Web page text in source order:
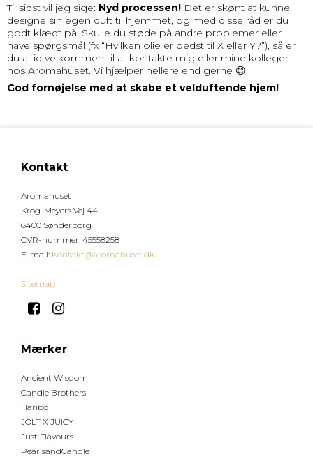
Til sidst vil jeg sige: Nyd processen! Det er skønt at kunne
designe sin egen duft til hjemmet, og med disse råd er du
godt klædt på. Skulle du støde på andre problemer eller
have spørgsmål (fx “Hvilken olie er bedst til X eller Y?”), så er
du altid velkommen til at kontakte mig eller mine kolleger
hos Aromahuset. Vi hjælper hellere end gerne 😊.
God fornøjelse med at skabe et velduftende hjem!
Kontakt
Aromahuset
Krog-Meyers Vej 44
6400 Sønderborg
CVR-nummer: 45558258
E-mail: Kontakt@aromahuset.dk
Sitemap
Mærker
Ancient Wisdom
Candle Brothers
Haribo
JOLT X JUICY
Just Flavours
PearlsandCandle